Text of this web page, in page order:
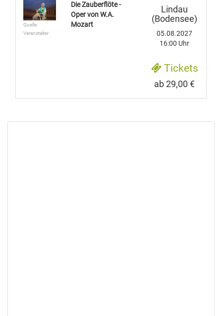
Quelle:
Veranstalter
Die Zauberflöte -
Oper von W.A.
Mozart
Lindau
(Bodensee)
05.08.2027
16:00 Uhr
Tickets
ab 29,00 €